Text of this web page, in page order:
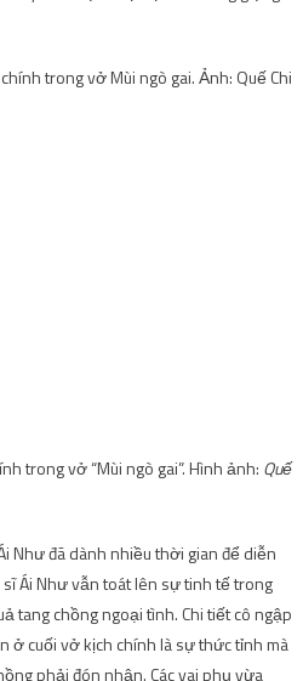
trong vở “Mùi ngò gai”. Hình ảnh: Quế
Như đã dành nhiều thời gian để diễn
Ái Như vẫn toát lên sự tinh tế trong
tang chồng ngoại tình. Chi tiết cô ngập
ở cuối vở kịch chính là sự thức tỉnh mà
phải đón nhận. Các vai phụ vừa